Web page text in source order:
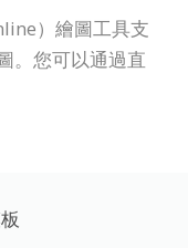
）繪圖工具支
。您可以通過直